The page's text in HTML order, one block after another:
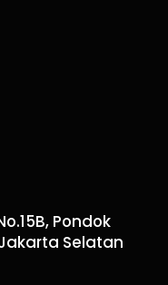
Pondok
Selatan